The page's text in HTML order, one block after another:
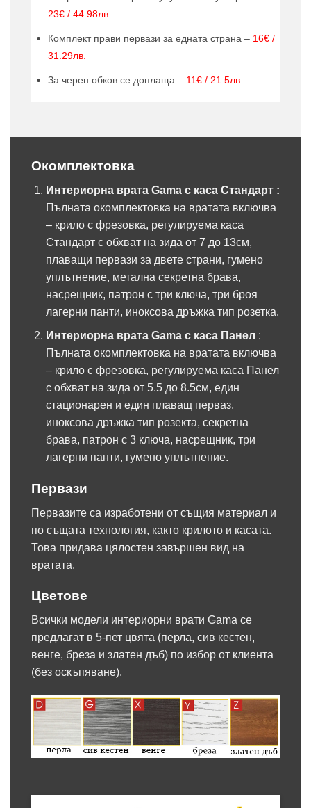
23€ / 44.98лв.
Комплект прави первази за едната страна – 16€ /
31.29лв.
За черен обков се доплаща – 11€ / 21.5лв.
Окомплектовка
Интериорна врата Gama с каса Стандарт :
Пълната окомплектовка на вратата включва
– крило с фрезовка, регулируема каса
Стандарт с обхват на зида от 7 до 13см,
плаващи первази за двете страни, гумено
уплътнение, метална секретна брава,
насрещник, патрон с три ключа, три броя
лагерни панти, иноксова дръжка тип розетка.
Интериорна врата Gama с каса Панел :
Пълната окомплектовка на вратата включва
– крило с фрезовка, регулируема каса Панел
с обхват на зида от 5.5 до 8.5см, един
стационарен и един плаващ перваз,
иноксова дръжка тип розекта, секретна
брава, патрон с 3 ключа, насрещник, три
лагерни панти, гумено уплътнение.
Первази
Первазите са изработени от същия материал и
по същата технология, както крилото и касата.
Това придава цялостен завършен вид на
вратата.
Цветове
Всички модели интериорни врати Gama се
предлагат в 5-пет цвята (перла, сив кестен,
венге, бреза и златен дъб) по избор от клиента
(без оскъпяване).